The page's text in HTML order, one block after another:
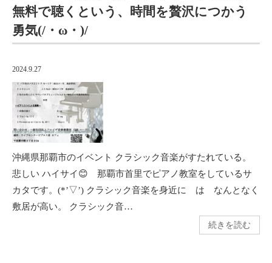
無料で聴くという、時間を贅沢につかう
勇気(/・ω・)/
2024.9.27
沖縄県那覇市のイベント クラシック音楽がすたれている。
悲しい ハイサイ😊 那覇市首里でピアノ教室をしているサ
カタです。(*’▽’) クラシック音楽を身近に は なんとなく
敷居が高い。 クラシック音…
続きを読む